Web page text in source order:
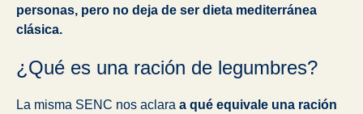
personas, pero no deja de ser dieta mediterránea
clásica.
¿Qué es una ración de legumbres?
La misma SENC nos aclara a qué equivale una ración